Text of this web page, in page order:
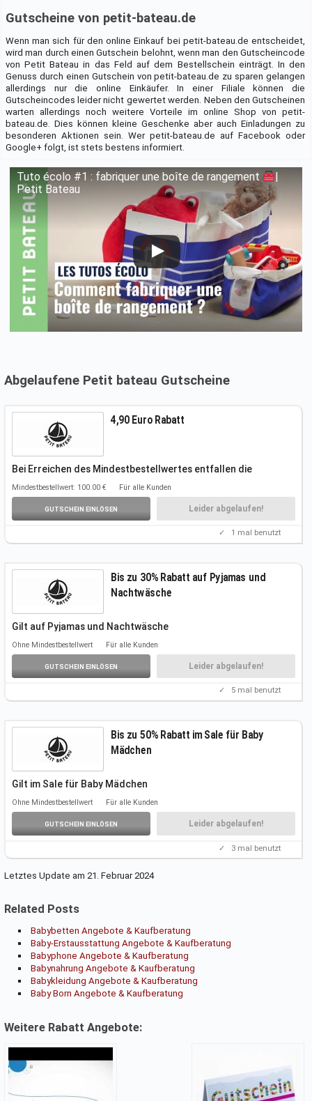
Gutscheine von petit-bateau.de
Wenn man sich für den online Einkauf bei petit-bateau.de entscheidet,
wird man durch einen Gutschein belohnt, wenn man den Gutscheincode
von Petit Bateau in das Feld auf dem Bestellschein einträgt. In den
Genuss durch einen Gutschein von petit-bateau.de zu sparen gelangen
allerdings nur die online Einkäufer. In einer Filiale können die
Gutscheincodes leider nicht gewertet werden. Neben den Gutscheinen
warten allerdings noch weitere Vorteile im online Shop von petit-
bateau.de. Dies können kleine Geschenke aber auch Einladungen zu
besonderen Aktionen sein. Wer petit-bateau.de auf Facebook oder
Google+ folgt, ist stets bestens informiert.
Tuto écolo #1 : fabriquer une boîte de rangement
|
Petit Bateau
Abgelaufene Petit bateau Gutscheine
4,90 Euro Rabatt
Bei Erreichen des Mindestbestellwertes entfallen die
Mindestbestellwert: 100.00 € Für alle Kunden
GUTSCHEIN EINLÖSEN Leider abgelaufen!
✓ 1 mal benutzt
Bis zu 30% Rabatt auf Pyjamas und
Nachtwäsche
Gilt auf Pyjamas und Nachtwäsche
Einen Gutscheincode benötigt ihr nicht.
Ohne Mindestbestellwert Für alle Kunden
GUTSCHEIN EINLÖSEN Leider abgelaufen!
✓ 5 mal benutzt
Bis zu 50% Rabatt im Sale für Baby
Mädchen
Gilt im Sale für Baby Mädchen
Einen Gutscheincode benötigt ihr nicht.
Ohne Mindestbestellwert Für alle Kunden
GUTSCHEIN EINLÖSEN Leider abgelaufen!
✓ 3 mal benutzt
Letztes Update am 21. Februar 2024
Related Posts
Babybetten Angebote & Kaufberatung
Baby-Erstausstattung Angebote & Kaufberatung
Babyphone Angebote & Kaufberatung
Babynahrung Angebote & Kaufberatung
Babykleidung Angebote & Kaufberatung
Baby Born Angebote & Kaufberatung
Weitere Rabatt Angebote: